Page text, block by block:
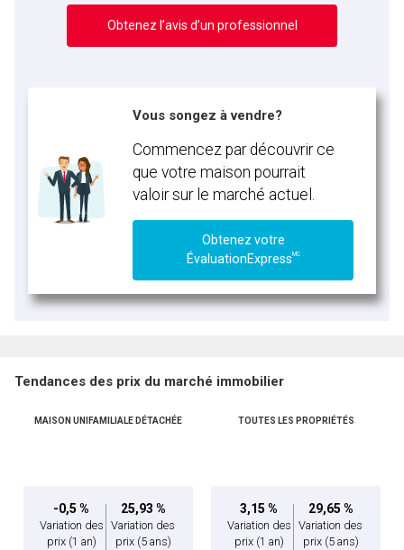
Obtenez l’avis d’un professionnel
Vous songez à vendre?
Commencez par découvrir ce
que votre maison pourrait
valoir sur le marché actuel.
Obtenez votre
ÉvaluationExpressMC
Tendances des prix du marché immobilier
MAISON UNIFAMILIALE DÉTACHÉE
-0,5 %
Variation des
prix (1 an)
25,93 %
Variation des
prix (5 ans)
TOUTES LES PROPRIÉTÉS
3,15 %
Variation des
prix (1 an)
29,65 %
Variation des
prix (5 ans)